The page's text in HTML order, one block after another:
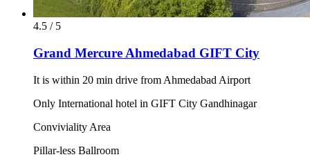
4.5 / 5
Grand Mercure Ahmedabad GIFT City
It is within 20 min drive from Ahmedabad Airport
Only International hotel in GIFT City Gandhinagar
Conviviality Area
Pillar-less Ballroom